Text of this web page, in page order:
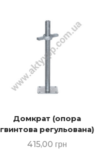
Домкрат (опора
гвинтова регульована)
415,00 грн